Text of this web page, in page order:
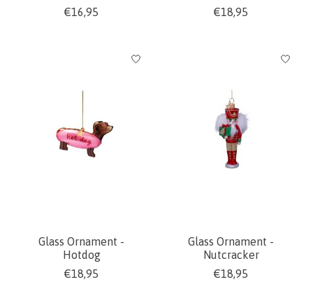
€16,95
€18,95
Glass Ornament -
Hotdog
€18,95
Glass Ornament -
Nutcracker
€18,95